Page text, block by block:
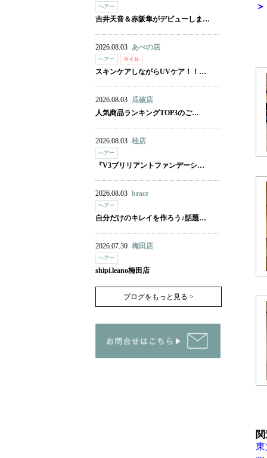
東
ヘアー
吉井天音＆赤阪隼がデビューしま…
2026.08.03 あべの店
ヘアー ネイル
スキンケアしながらUVケア！！…
2026.08.03
瓜破店
人気商品ランキングTOP3のご…
2026.08.03 桂店
ヘアー
『V3ブリリアントファンデーシ…
2026.08.03 brace
ヘアー
自分だけのキレイを作ろう♪話題…
2026.07.30 梅田店
ヘアー
shipi.leano梅田店
ブログをもっと見る >